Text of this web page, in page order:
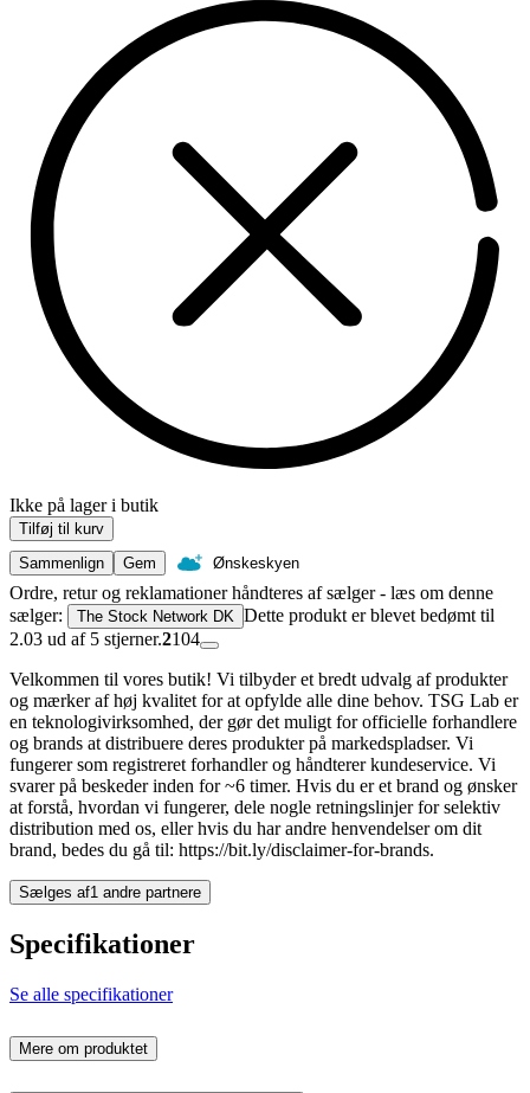
Ikke på lager i butik
Tilføj til kurv
Sammenlign
Gem Ønskeskyen
Ordre, retur og reklamationer håndteres af sælger - læs om denne
sælger:
The Stock Network DK Dette produkt er blevet bedømt til
2.03 ud af 5 stjerner.2104
Velkommen til vores butik! Vi tilbyder et bredt udvalg af produkter
og mærker af høj kvalitet for at opfylde alle dine behov. TSG Lab er
en teknologivirksomhed, der gør det muligt for officielle forhandlere
og brands at distribuere deres produkter på markedspladser. Vi
fungerer som registreret forhandler og håndterer kundeservice. Vi
svarer på beskeder inden for ~6 timer. Hvis du er et brand og ønsker
at forstå, hvordan vi fungerer, dele nogle retningslinjer for selektiv
distribution med os, eller hvis du har andre henvendelser om dit
brand, bedes du gå til: https://bit.ly/disclaimer-for-brands.
Sælges af1 andre partnere
Specifikationer
Se alle specifikationer
Mere om produktet